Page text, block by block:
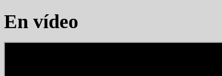
En vídeo